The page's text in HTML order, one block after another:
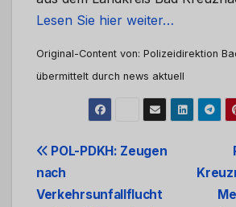
Lesen Sie hier weiter…
Original-Content von: Polizeidirektion
übermittelt durch news aktuell
Beitrags-
Navigation
POL-PDKH: Zeugen
nach
Verkehrsunfallflucht